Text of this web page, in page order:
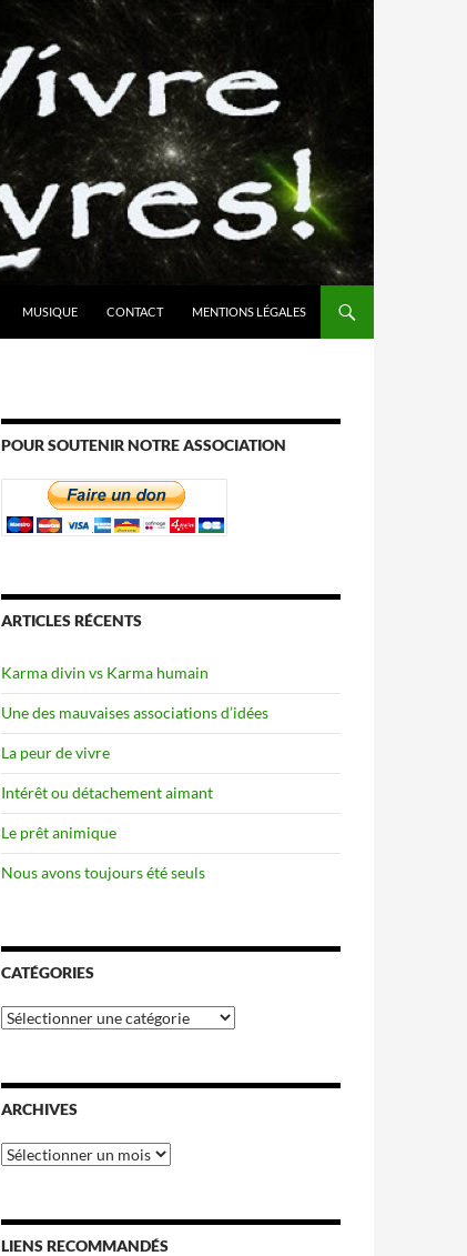
MUSIQUE CONTACT MENTIONS LÉGALES
POUR SOUTENIR NOTRE ASSOCIATION
ARTICLES RÉCENTS
Karma divin vs Karma humain
Une des mauvaises associations d’idées
La peur de vivre
Intérêt ou détachement aimant
Le prêt animique
Nous avons toujours été seuls
CATÉGORIES
Catégories
ARCHIVES
Archives
LIENS RECOMMANDÉS